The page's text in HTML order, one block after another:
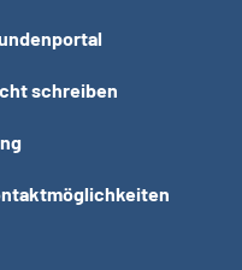
schreiben